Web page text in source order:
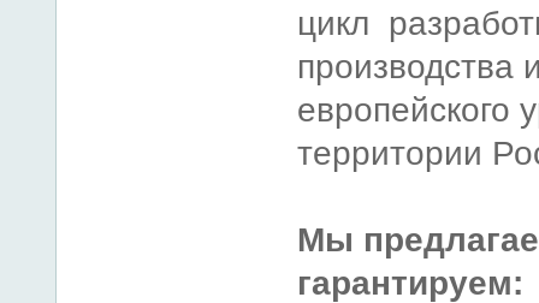
цикл
производства
европейского
территории
Мы
гарантируем: